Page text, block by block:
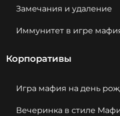
Замечания и удаление
Иммунитет в игре
Корпоративы
Игра мафия на день
Вечеринка в стиле